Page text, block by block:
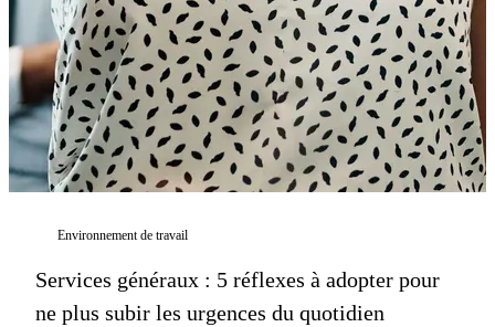
Environnement de travail
Services généraux : 5 réflexes à adopter pour
ne plus subir les urgences du quotidien